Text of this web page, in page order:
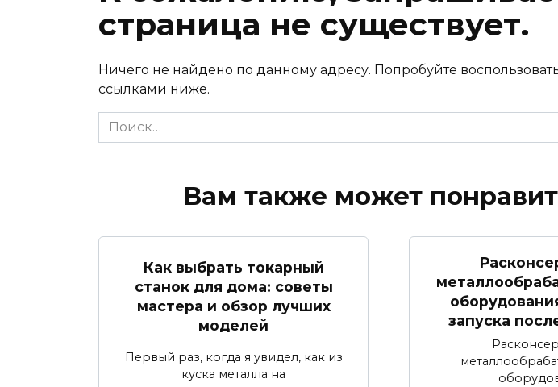
страница не существует.
Ничего не найдено по данному адресу. Попробуйте
ссылками ниже.
Search
for:
Вам также может
Как выбрать токарный
станок для дома: советы
мастера и обзор лучших
моделей
Первый раз, когда я увидел, как из
куска металла на
запуска